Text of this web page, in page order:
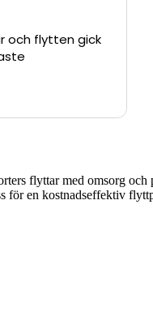
och flytten gick
flyttar med omsorg
en kostnadseffektiv